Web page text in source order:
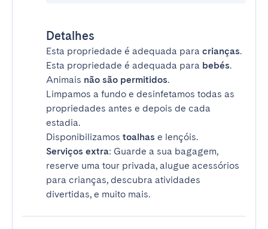
Detalhes
Esta propriedade é adequada para crianças.
Esta propriedade é adequada para bebés.
Animais não são permitidos.
Limpamos a fundo e desinfetamos todas as
propriedades antes e depois de cada
estadia.
Disponibilizamos toalhas e lençóis.
Serviços extra: Guarde a sua bagagem,
reserve uma tour privada, alugue acessórios
para crianças, descubra atividades
divertidas, e muito mais.